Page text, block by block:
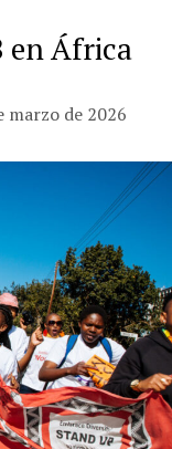
en África
marzo de 2026